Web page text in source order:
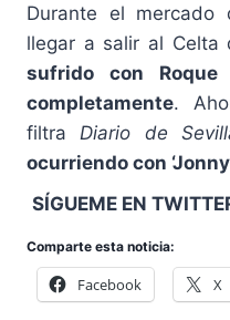
Durante el mercado
llegar a salir al
sufrido con
completamente.
filtraDiario de
ocurriendo con
SÍGUEME EN
Comparte esta noticia:
Facebook X